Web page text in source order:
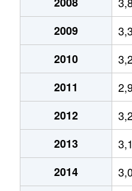
下鴨東半木町
下鴨松ノ木町
下鴨南茶ノ木町
下鴨宮崎町
下鴨宮崎町
下鴨森ケ前町
下鴨森ケ前町
2009
2010
2011
2012
2013
2014